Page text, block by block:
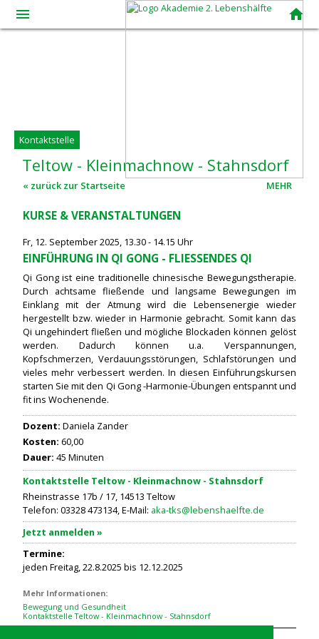
Kontaktstelle
Teltow - Kleinmachnow - Stahnsdorf
MEHR
« zurück zur Startseite
KURSE & VERANSTALTUNGEN
Fr, 12. September 2025, 13.30 - 14.15 Uhr
EINFÜHRUNG IN QI GONG - FLIESSENDES QI
Qi Gong ist eine traditionelle chinesische Bewegungstherapie.
Durch achtsame fließende und langsame Bewegungen im
Einklang mit der Atmung wird die Lebensenergie wieder
hergestellt bzw. wieder in Harmonie gebracht. Somit kann das
Qi ungehindert fließen und mögliche Blockaden können gelöst
werden. Dadurch können u.a. Verspannungen,
Kopfschmerzen, Verdauungsstörungen, Schlafstörungen und
vieles mehr verbessert werden. In diesen Einführungskursen
starten Sie mit den Qi Gong -Harmonie-Übungen entspannt und
fit ins Wochenende.
Dozent: Daniela Zander
Kosten: 60,00
Dauer: 45 Minuten
Kontaktstelle Teltow - Kleinmachnow - Stahnsdorf
Rheinstrasse 17b / 17, 14513 Teltow
Telefon: 03328 473134, E-Mail: aka-tks@lebenshaelfte.de
Jetzt anmelden »
Termine:
jeden Freitag, 22.8.2025 bis 12.12.2025
Mehr Informationen:
Bewegung und Gesundheit
Kontaktstelle Teltow - Kleinmachnow - Stahnsdorf
menue home